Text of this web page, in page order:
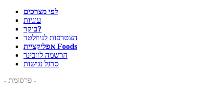
לפי מצרכים
עוגיות
בוקר?
הצטרפות לניוזלטר
אפליקציית Foods
הרשמה לוובינר
סרגל נגישות
- פרסומת -